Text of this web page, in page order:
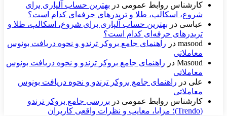
کارشناس روابط عمومی در بهترین حساب آلپاری برای
شروع، اسکالپ، طلا و تریدرهای حرفه‌ای کدام است؟
عباسی در بهترین حساب آلپاری برای شروع، اسکالپ، طلا و
تریدرهای حرفه‌ای کدام است؟
masood در راهنمای جامع بروکر ترندو و نحوه دریافت بونوس
معاملاتی
Masoud در راهنمای جامع بروکر ترندو و نحوه دریافت بونوس
معاملاتی
علی در راهنمای جامع بروکر ترندو و نحوه دریافت بونوس
معاملاتی
کارشناس روابط عمومی در بررسی جامع بروکر ترندو
(Trendo)؛ مزایا، معایب و نظرات واقعی کاربران